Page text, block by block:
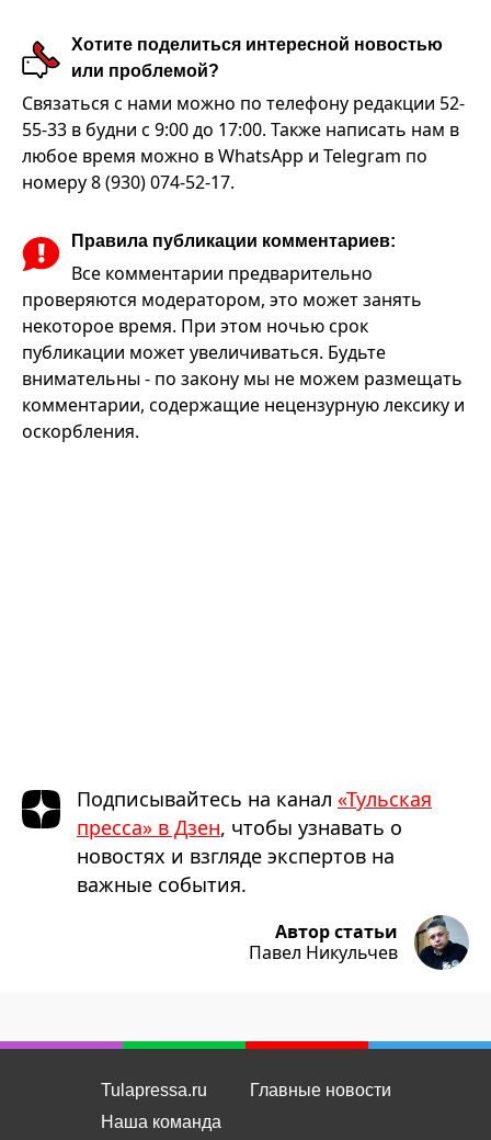
Хотите поделиться интересной новостью
или проблемой?
Связаться с нами можно по телефону редакции 52-
55-33 в будни с 9:00 до 17:00. Также написать нам в
любое время можно в WhatsApp и Telegram по
номеру 8 (930) 074-52-17.
Правила публикации комментариев:
Все комментарии предварительно
проверяются модератором, это может занять
некоторое время. При этом ночью срок
публикации может увеличиваться. Будьте
внимательны - по закону мы не можем размещать
комментарии, содержащие нецензурную лексику и
оскорбления.
Подписывайтесь на канал «Тульская
пресса» в Дзен, чтобы узнавать о
новостях и взгляде экспертов на
важные события.
Автор статьи
Павел Никульчев
Tulapressa.ru
Наша команда
Главные новости